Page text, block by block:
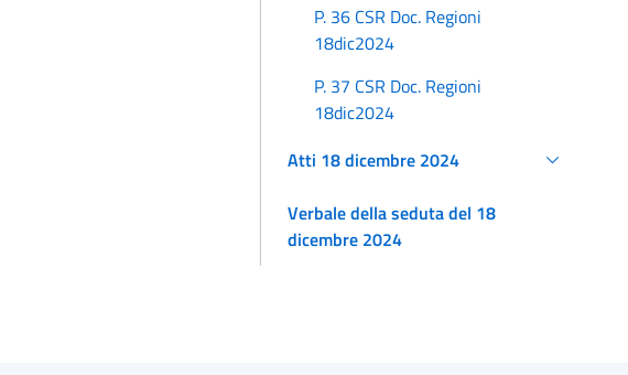
P. 36 CSR Doc. Regioni
18dic2024
P. 37 CSR Doc. Regioni
18dic2024
Atti 18 dicembre 2024
Verbale della seduta del 18
dicembre 2024